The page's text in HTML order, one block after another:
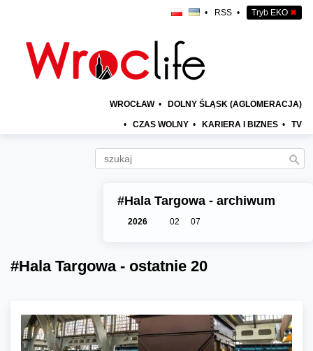
• RSS • Tryb EKO ✖
WROCŁAW • DOLNY ŚLĄSK (AGLOMERACJA)
• CZAS WOLNY • KARIERA I BIZNES • TV
#Hala Targowa - archiwum
2026 02 07
#Hala Targowa - ostatnie 20